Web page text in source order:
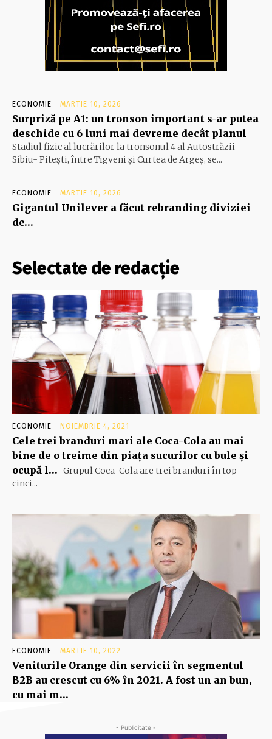
ECONOMIE MARTIE 10, 2026
Surpriză pe A1: un tronson important s-ar putea
deschide cu 6 luni mai devreme decât planul
Stadiul fizic al lucrărilor la tronsonul 4 al Autostrăzii
Sibiu- Piteşti, între Tigveni şi Curtea de Argeş, se...
ECONOMIE MARTIE 10, 2026
Gigantul Unilever a făcut rebranding diviziei
de…
Selectate de redacție
ECONOMIE NOIEMBRIE 4, 2021
Cele trei branduri mari ale Coca-Cola au mai
bine de o treime din piaţa sucurilor cu bule şi
ocupă l… Grupul Coca-Cola are trei branduri în top
cinci...
ECONOMIE MARTIE 10, 2022
Veniturile Orange din servicii în segmentul
B2B au crescut cu 6% în 2021. A fost un an bun,
cu mai m…
- Publicitate -